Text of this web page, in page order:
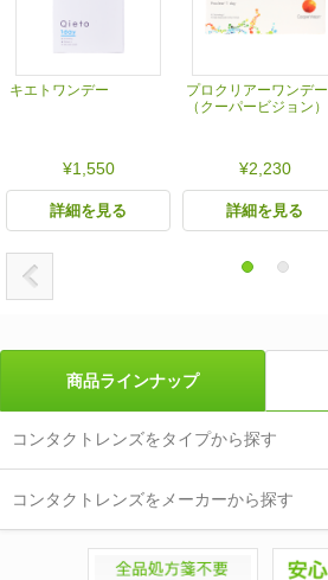
キエトワンデー
¥1,550
詳細を見る
プロクリアーワンデー
（クーパービジョン）
¥2,230
詳細を見る
商品ラインナップ
コンタクトレンズをタイプから探す
コンタクトレンズをメーカーから探す